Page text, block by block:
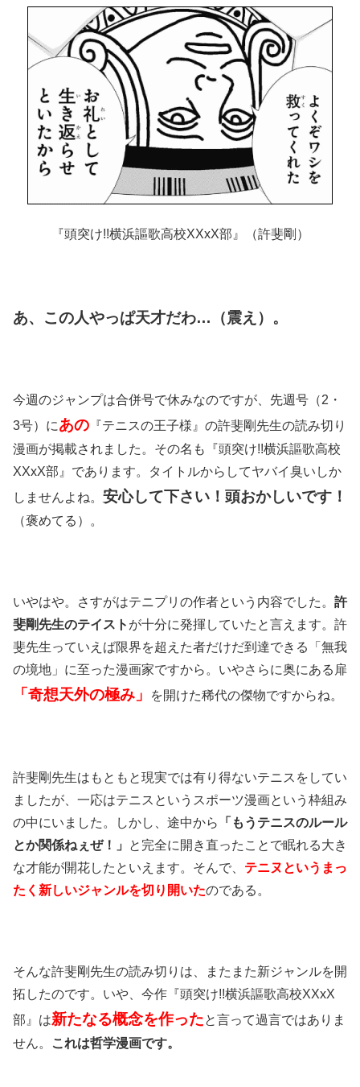
『頭突け!!横浜謳歌高校XXxX部』（許斐剛）
あ、この人やっぱ天才だわ…（震え）。
今週のジャンプは合併号で休みなのですが、先週号（2・
3号）にあの 『テニスの王子様』の許斐剛先生の読み切り
漫画が掲載されました。その名も『頭突け!!横浜謳歌高校
XXxX部』であります。タイトルからしてヤバイ臭いしか
しませんよね。 安心して下さい！頭おかしいです！
（褒めてる）。
いやはや。さすがはテニプリの作者という内容でした。 許
斐剛先生のテイスト が十分に発揮していたと言えます。許
斐先生っていえば限界を超えた者だけだ到達できる「無我
の境地」に至った漫画家ですから。いやさらに奥にある扉
「奇想天外の極み」 を開けた稀代の傑物ですからね。
許斐剛先生はもともと現実では有り得ないテニスをしてい
ましたが、一応はテニスというスポーツ漫画という枠組み
の中にいました。しかし、途中から
「もうテニスのルール
とか関係ねぇぜ！」
と完全に開き直ったことで眠れる大き
な才能が開花したといえます。そんで、 テニヌというまっ
たく新しいジャンルを切り開いたのである。
そんな許斐剛先生の読み切りは、またまた新ジャンルを開
拓したのです。いや、今作『頭突け!!横浜謳歌高校XXxX
部』は新たなる概念を作ったと言って過言ではありま
せん。
これは哲学漫画です。